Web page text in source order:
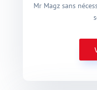
Mr Magz sans